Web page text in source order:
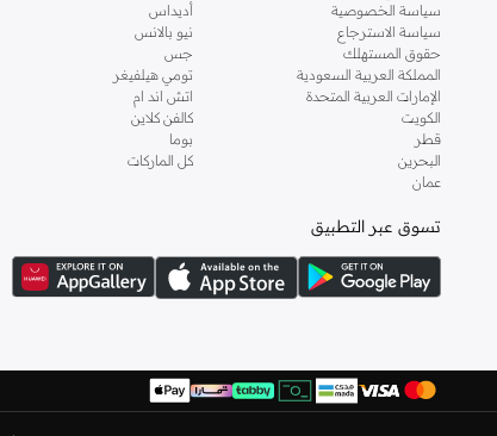
سياسة الخصوصية
سياسة الاسترجاع
حقوق المستهلك
المملكة العربية السعودية
الإمارات العربية المتحدة
الكويت
قطر
البحرين
عمان
أديداس
نيو بالانس
جس
تومي هيلفيغر
اتش اند ام
كالفن كلاين
بوما
كل الماركات
تسوق عبر التطبيق